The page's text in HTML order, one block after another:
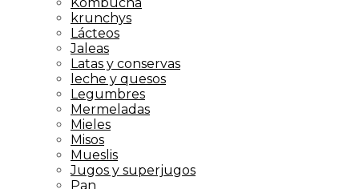
krunchys
Lácteos
Jaleas
Latas y conservas
leche y quesos
Legumbres
Mermeladas
Mieles
Misos
Mueslis
Jugos y superjugos
Pan